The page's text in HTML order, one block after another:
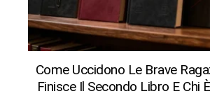
Come Uccidono Le Brave
Finisce Il Secondo Libro E Chi